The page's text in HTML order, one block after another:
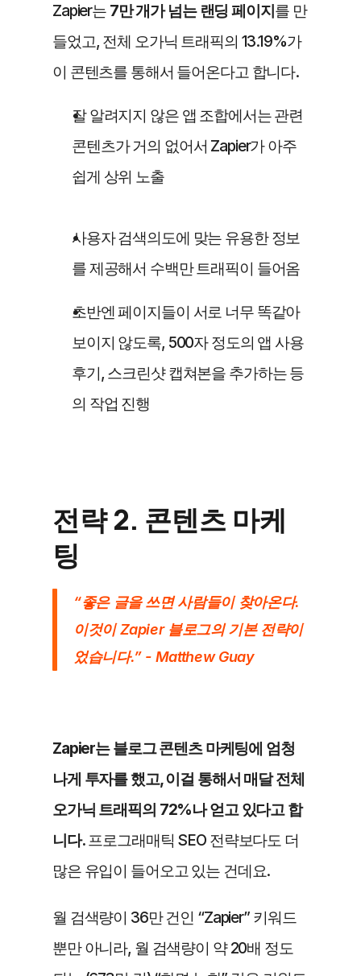
Zapier는 7만 개가 넘는 랜딩 페이지 를 만
들었고, 전체 오가닉 트래픽의 13.19%가
이 콘텐츠를 통해서 들어온다고 합니다.
잘 알려지지 않은 앱 조합에서는 관련
콘텐츠가 거의 없어서 Zapier가 아주
쉽게 상위 노출
사용자 검색의도에 맞는 유용한 정보
를 제공해서 수백만 트래픽이 들어옴
초반엔 페이지들이 서로 너무 똑같아
보이지 않도록, 500자 정도의 앱 사용
후기, 스크린샷 캡쳐본을 추가하는 등
의 작업 진행
전략 2. 콘텐츠 마케
팅
“좋은 글을 쓰면 사람들이 찾아온다.
이것이 Zapier 블로그의 기본 전략이
었습니다.” - Matthew Guay
Zapier는 블로그 콘텐츠 마케팅에 엄청
나게 투자를 했고, 이걸 통해서 매달 전체
오가닉 트래픽의 72%나 얻고 있다고 합
니다. 프로그래매틱 SEO 전략보다도 더
많은 유입이 들어오고 있는 건데요.
월 검색량이 36만 건인 “Zapier” 키워드
뿐만 아니라, 월 검색량이 약 20배 정도